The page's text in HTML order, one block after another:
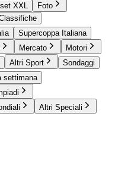
XXL
Foto
Supercoppa Italiana
Mercato
Motori
Altri Sport
Sondaggi
settimana
Altri Speciali